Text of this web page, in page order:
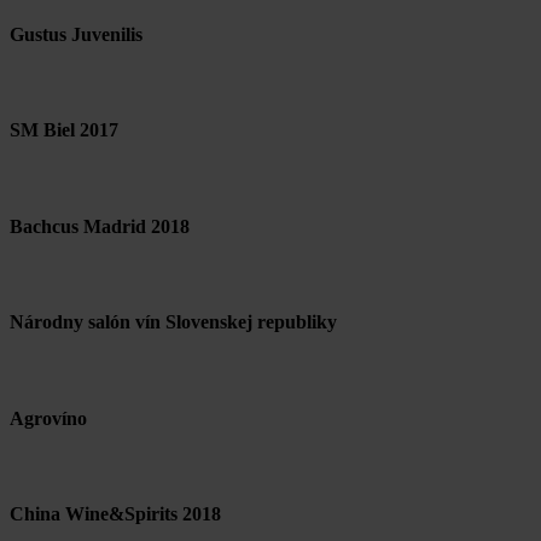
Gustus Juvenilis
SM Biel 2017
Bachcus Madrid 2018
Národny salón vín Slovenskej republiky
Agrovíno
China Wine&Spirits 2018